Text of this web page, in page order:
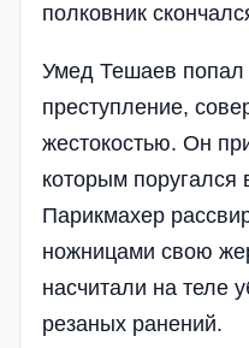
полковник
Умед Тешаев попал
преступление,
жестокостью. Он
которым поругался
Парикмахер
ножницами свою
насчитали на теле
резаных ранений.